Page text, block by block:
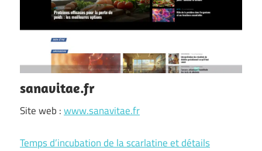
sanavitae.fr
Site web :www.sanavitae.fr
Temps d’incubation de la scarlatine et détails